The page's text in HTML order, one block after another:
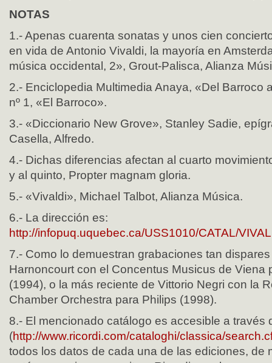
NOTAS
1.- Apenas cuarenta sonatas y unos cien
en vida de Antonio Vivaldi, la mayoría en
música occidental, 2», Grout-Palisca, Alianza
2.- Enciclopedia Multimedia Anaya, «Del Barroco
nº 1, «El Barroco».
3.- «Diccionario New Grove», Stanley Sadie,
Casella, Alfredo.
4.- Dichas diferencias afectan al cuarto
y al quinto, Propter magnam gloria.
5.- «Vivaldi», Michael Talbot, Alianza Música.
6.- La dirección es:
http://infopuq.uquebec.ca/USS1010/CATAL/
7.- Como lo demuestran grabaciones tan
Harnoncourt con el Concentus Musicus de Viena
(1994), o la más reciente de Vittorio Negri con la
Chamber Orchestra para Philips (1998).
8.- El mencionado catálogo es accesible a través
(http://www.ricordi.com/cataloghi/classica/
todos los datos de cada una de las ediciones, de